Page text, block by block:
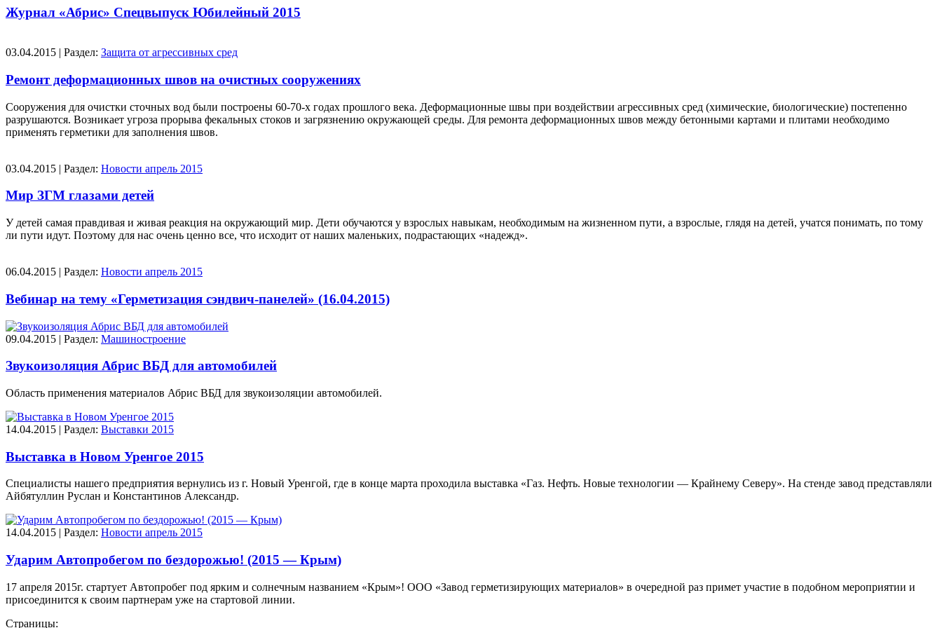
Журнал «Абрис» Спецвыпуск Юбилейный 2015
03.04.2015 | Раздел: Защита от агрессивных сред
Ремонт деформационных швов на очистных сооружениях
Сооружения для очистки сточных вод были построены 60-70-х годах прошлого века. Деформационные швы при воздействии агрессивных сред (химические, биологические) постепенно
разрушаются. Возникает угроза прорыва фекальных стоков и загрязнению окружающей среды. Для ремонта деформационных швов между бетонными картами и плитами необходимо
применять герметики для заполнения швов.
03.04.2015 | Раздел: Новости апрель 2015
Мир ЗГМ глазами детей
У детей самая правдивая и живая реакция на окружающий мир. Дети обучаются у взрослых навыкам, необходимым на жизненном пути, а взрослые, глядя на детей, учатся понимать, по тому
ли пути идут. Поэтому для нас очень ценно все, что исходит от наших маленьких, подрастающих «надежд».
06.04.2015 | Раздел: Новости апрель 2015
Вебинар на тему «Герметизация сэндвич-панелей» (16.04.2015)
09.04.2015 | Раздел: Машиностроение
Звукоизоляция Абрис ВБД для автомобилей
Область применения материалов Абрис ВБД для звукоизоляции автомобилей.
14.04.2015 | Раздел: Выставки 2015
Выставка в Новом Уренгое 2015
Специалисты нашего предприятия вернулись из г. Новый Уренгой, где в конце марта проходила выставка «Газ. Нефть. Новые технологии — Крайнему Северу». На стенде завод представляли
Айбятуллин Руслан и Константинов Александр.
14.04.2015 | Раздел: Новости апрель 2015
Ударим Автопробегом по бездорожью! (2015 — Крым)
17 апреля 2015г. стартует Автопробег под ярким и солнечным названием «Крым»! ООО «Завод герметизирующих материалов» в очередной раз примет участие в подобном мероприятии и
присоединится к своим партнерам уже на стартовой линии.
Страницы: